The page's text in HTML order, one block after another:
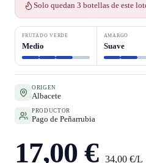
Solo quedan 3 botellas de este
FRUTADO VERDE
Medio
AMARGO
Suave
ORIGEN
Albacete
PRODUCTOR
Pago de Peñarrubia
17,00 €34,00 €/L